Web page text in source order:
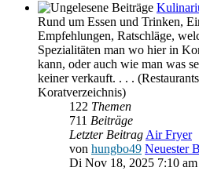
Rund um Essen und Trinken,
Empfehlungen, Ratschläge,
Spezialitäten man wo hier in
kann, oder auch wie man was
keiner verkauft. . . .
Koratverzeichnis)
122 Themen
711 Beiträge
Letzter BeitragAir Fryer
von hungbo49 Neuester
Di Nov 18, 2025 7:10 am